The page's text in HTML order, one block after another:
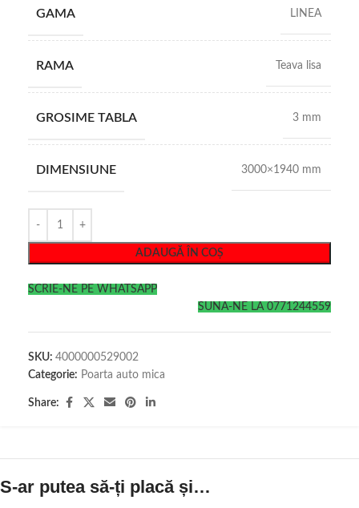
GAMA LINEA
RAMA Teava lisa
GROSIME TABLA 3 mm
DIMENSIUNE 3000×1940 mm
ADAUGĂ ÎN COȘ
SCRIE-NE PE WHATSAPP
SUNA-NE LA 0771244559
SKU: 4000000529002
Categorie: Poarta auto mica
Share:
S-ar putea să-ți placă și…